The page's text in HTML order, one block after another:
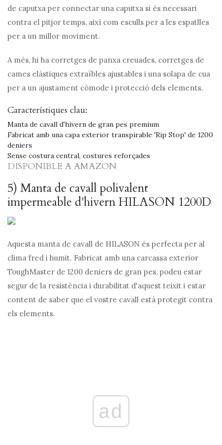
de caputxa per connectar una caputxa si és necessari
contra el pitjor temps, així com esculls per a les espatlles
per a un millor moviment.
A més, hi ha corretges de panxa creuades, corretges de
cames elàstiques extraïbles ajustables i una solapa de cua
per a un ajustament còmode i protecció dels elements.
Característiques clau:
Manta de cavall d'hivern de gran pes premium
Fabricat amb una capa exterior transpirable 'Rip Stop' de 1200
deniers
Sense costura central, costures reforçades
DISPONIBLE A AMAZON
5) Manta de cavall polivalent
impermeable d'hivern HILASON 1200D
Aquesta manta de cavall de HILASON és perfecta per al
clima fred i humit. Fabricat amb una carcassa exterior
ToughMaster de 1200 deniers de gran pes, podeu estar
segur de la resistència i durabilitat d'aquest teixit i estar
content de saber que el vostre cavall està protegit contra
els elements.
ad